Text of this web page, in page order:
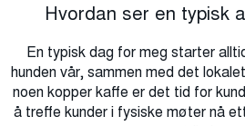
Hvordan ser en typisk
En typisk dag for meg starter
hunden vår, sammen med det
noen kopper kaffe er det tid for
å treffe kunder i fysiske møter nå